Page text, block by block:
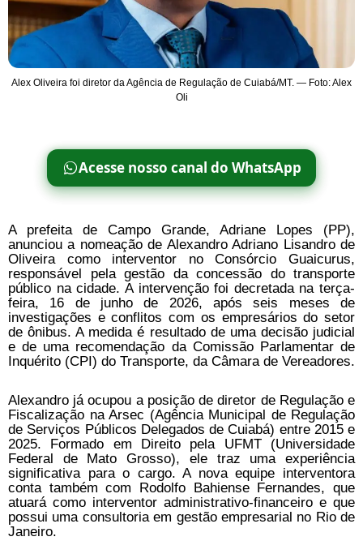
Alex Oliveira foi diretor da Agência de Regulação de Cuiabá/MT. — Foto: Alex
Oli
Acesse nosso canal do WhatsApp
A prefeita de Campo Grande, Adriane Lopes (PP),
anunciou a nomeação de Alexandro Adriano Lisandro de
Oliveira como interventor no Consórcio Guaicurus,
responsável pela gestão da concessão do transporte
público na cidade. A intervenção foi decretada na terça-
feira, 16 de junho de 2026, após seis meses de
investigações e conflitos com os empresários do setor
de ônibus. A medida é resultado de uma decisão judicial
e de uma recomendação da Comissão Parlamentar de
Inquérito (CPI) do Transporte, da Câmara de Vereadores.
Alexandro já ocupou a posição de diretor de Regulação e
Fiscalização na Arsec (Agência Municipal de Regulação
de Serviços Públicos Delegados de Cuiabá) entre 2015 e
2025. Formado em Direito pela UFMT (Universidade
Federal de Mato Grosso), ele traz uma experiência
significativa para o cargo. A nova equipe interventora
conta também com Rodolfo Bahiense Fernandes, que
atuará como interventor administrativo-financeiro e que
possui uma consultoria em gestão empresarial no Rio de
Janeiro.